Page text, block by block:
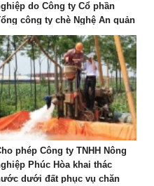
do Công ty Cổ phần
công ty chè Nghệ An quản
phép Công ty TNHH Nông
Phúc Hòa khai thác
dưới đất phục vụ chăn